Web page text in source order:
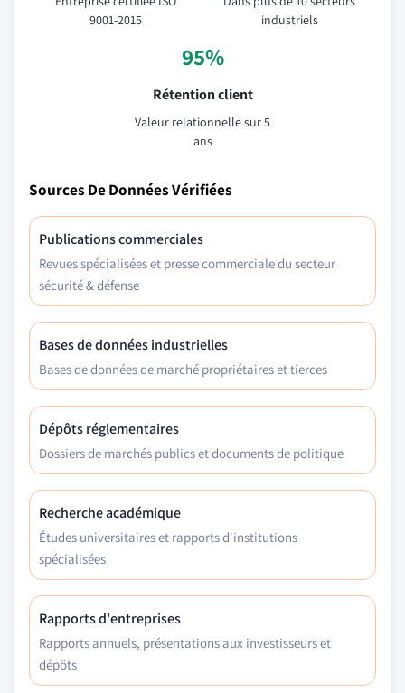
9001-2015
industriels
95%
Rétention client
Valeur relationnelle sur 5
ans
Sources De Données Vérifiées
Publications commerciales
Revues spécialisées et presse commerciale du secteur
sécurité & défense
Bases de données industrielles
Bases de données de marché propriétaires et tierces
Dépôts réglementaires
Dossiers de marchés publics et documents de politique
Recherche académique
Études universitaires et rapports d'institutions
spécialisées
Rapports d'entreprises
Rapports annuels, présentations aux investisseurs et
dépôts